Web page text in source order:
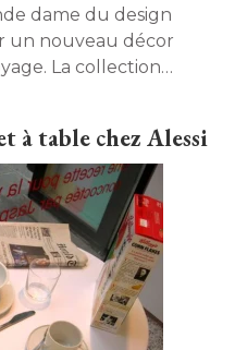
dame du design
un nouveau décor
La collection
à table chez Alessi